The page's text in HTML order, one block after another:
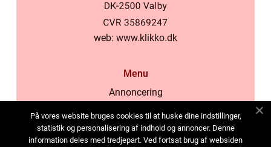
web: www.klikko.dk
Menu
Annoncering
Cookies
Kontakt os
På vores website bruges cookies til at huske dine indstillinger,
statistik og personalisering af indhold og annoncer. Denne
information deles med tredjepart. Ved fortsat brug af websiden